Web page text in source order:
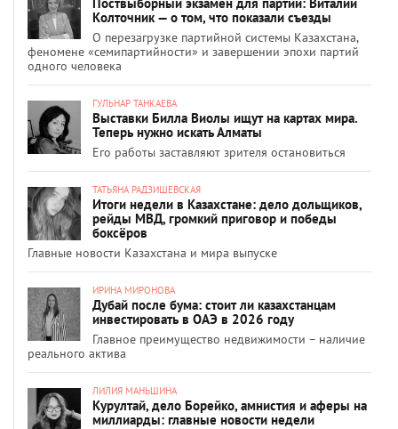
Колточник — о том, что показали съезды
О перезагрузке партийной системы Казахстана,
феномене «семипартийности» и завершении эпохи партий
одного человека
ГУЛЬНАР ТАНКАЕВА
Выставки Билла Виолы ищут на картах мира.
Теперь нужно искать Алматы
Его работы заставляют зрителя остановиться
ТАТЬЯНА РАДЗИШЕВСКАЯ
Итоги недели в Казахстане: дело дольщиков,
рейды МВД, громкий приговор и победы
боксёров
Главные новости Казахстана и мира выпуске
ИРИНА МИРОНОВА
Дубай после бума: стоит ли казахстанцам
инвестировать в ОАЭ в 2026 году
Главное преимущество недвижимости – наличие
реального актива
ЛИЛИЯ МАНЬШИНА
Курултай, дело Борейко, амнистия и аферы на
миллиарды: главные новости недели